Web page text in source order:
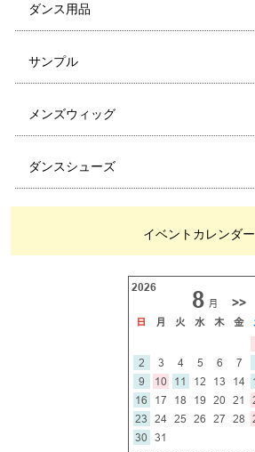
ダンス用品
サンプル
メンズウィッグ
ダンスシューズ
イベントカレンダー